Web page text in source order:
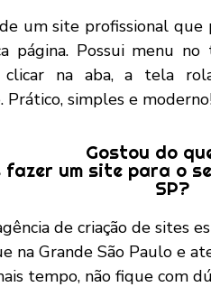
um site profissional
página. Possui menu
clicar na aba, a tela
Prático, simples e
Gostou do
fazer um site para o
SP?
de criação de sites
na Grande São Paulo e
tempo, não fique com